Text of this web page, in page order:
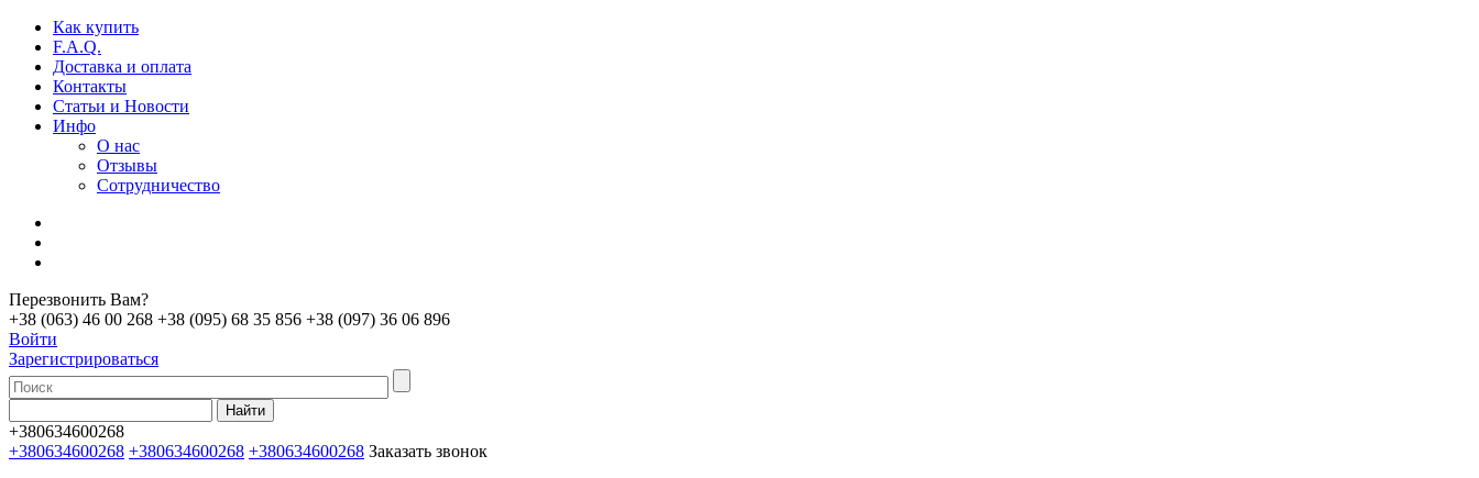
Как купить
F.A.Q.
Доставка и оплата
Контакты
Статьи и Новости
Инфо
О нас
Отзывы
Сотрудничество
Перезвонить Вам?
+38 (063) 46 00 268 +38 (095) 68 35 856 +38 (097) 36 06 896
Войти
Зарегистрироваться
+380634600268
+380634600268 +380634600268 +380634600268 Заказать звонок